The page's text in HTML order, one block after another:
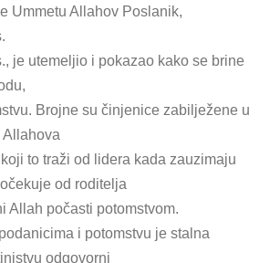
Ummetu Allahov Poslanik,
je utemeljio i pokazao kako se brine
Brojne su činjenice zabilježene u
Allahova
to traži od lidera kada zauzimaju
od roditelja
Allah počasti potomstvom.
i potomstvu je stalna
odgovorni